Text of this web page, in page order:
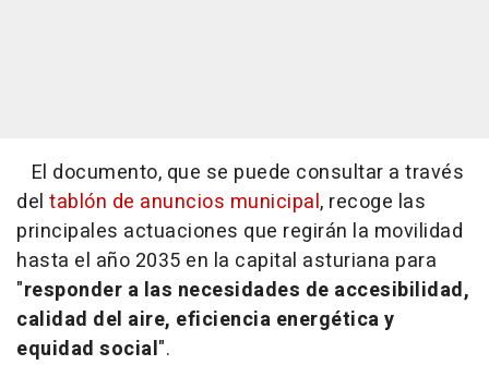
El documento, que se puede consultar a través
del tablón de anuncios municipal, recoge las
principales actuaciones que regirán la movilidad
hasta el año 2035 en la capital asturiana para
"responder a las necesidades de accesibilidad,
calidad del aire, eficiencia energética y
equidad social".